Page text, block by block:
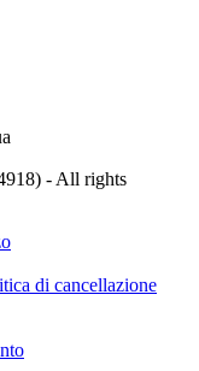
- All rights
di cancellazione